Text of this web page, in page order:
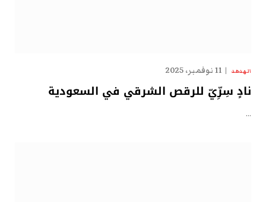
الهدهد 11 نوفمبر، 2025
نادٍ سِرِّيّ للرقص الشرقي في السعودية
…